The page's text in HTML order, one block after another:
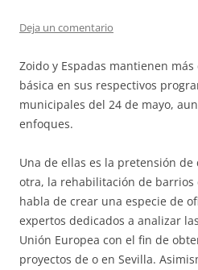
Deja un comentario
Zoido y Espadas mantienen
básica en sus respectivos
municipales del 24 de mayo,
enfoques.
Una de ellas es la pretensión
otra, la rehabilitación de barrios
habla de crear una especie de
expertos dedicados a analizar
Unión Europea con el fin de
proyectos de o en Sevilla.